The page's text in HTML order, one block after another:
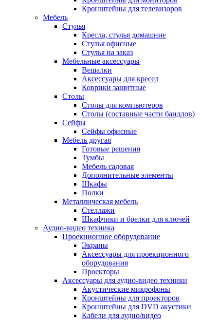
Кронштейны для телевизоров
Мебель
Стулья
Кресла, стулья домашние
Стулья офисные
Стулья на заказ
Мебельные аксессуары
Вешалки
Аксессуары для кресел
Коврики защитные
Столы
Столы для компьютеров
Столы (составные части бандлов)
Сейфы
Сейфы офисные
Мебель другая
Готовые решения
Тумбы
Мебель садовая
Дополнительные элементы
Шкафы
Полки
Металлическая мебель
Стеллажи
Шкафчики и брелки для ключей
Аудио-видео техника
Проекционное оборудование
Экраны
Аксессуары для проекционного
оборудования
Проекторы
Аксессуары для аудио-видео техники
Акустические микрофоны
Кронштейны для проекторов
Кронштейны для DVD акустики
Кабели для аудио/видео